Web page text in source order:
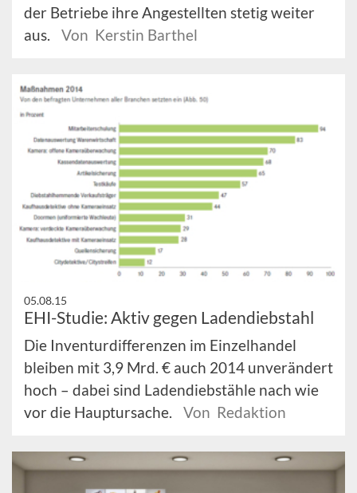
der Betriebe ihre Angestellten stetig weiter
aus.
Von Kerstin Barthel
05.08.15
EHI-Studie: Aktiv gegen Ladendiebstahl
Die Inventurdifferenzen im Einzelhandel
bleiben mit 3,9 Mrd. € auch 2014 unverändert
hoch – dabei sind Ladendiebstähle nach wie
vor die Hauptursache.
Von Redaktion